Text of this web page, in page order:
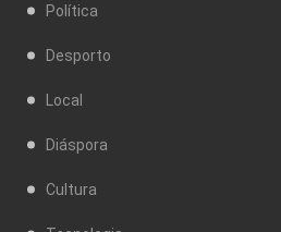
Política
Desporto
Local
Diáspora
Cultura